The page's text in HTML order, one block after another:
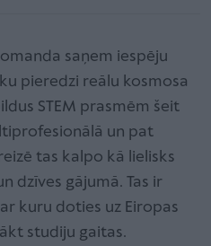
saņem iespēju
pieredzi reālu kosmosa
STEM prasmēm šeit
un pat
tas kalpo kā lielisks
dzīves gājumā. Tas ir
kuru doties uz Eiropas
studiju gaitas.